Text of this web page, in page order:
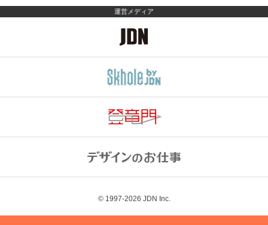
運営メディア
© 1997-2026 JDN Inc.